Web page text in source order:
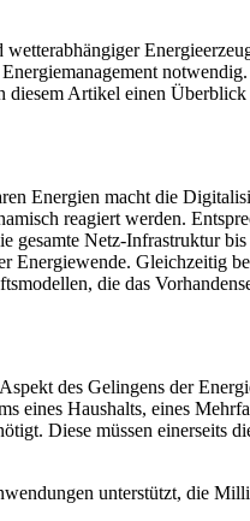
Artikel einen
Energien macht die
reagiert werden.
gesamte Netz-Infrastruktur
Gleichzeitig
die das
des Gelingens der
Haushalts, eines
Diese müssen einerseits
unterstützt, die